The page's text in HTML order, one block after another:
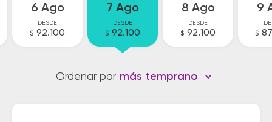
6 Ago
DESDE
$ 92.100
7 Ago
DESDE
$ 92.100
8 Ago
DESDE
$ 92.100
9
$
Ordenar por más temprano